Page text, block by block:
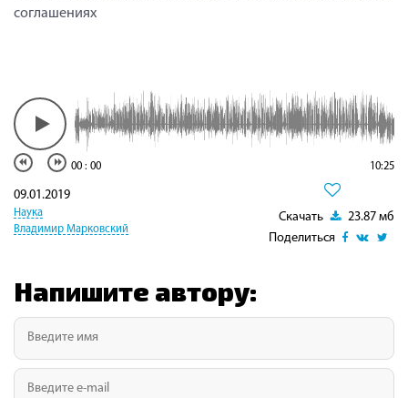
соглашениях
00 : 00 10:25
Скачать
23.87 мб
Поделиться
09.01.2019
Наука
Владимир Марковский
Напишите автору: